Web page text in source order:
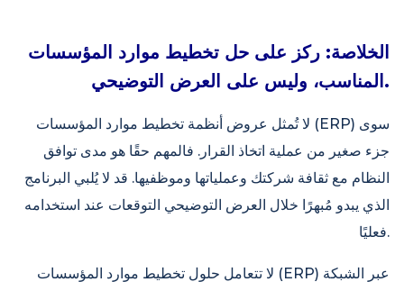
الخلاصة: ركز على حل تخطيط موارد المؤسسات
المناسب، وليس على العرض التوضيحي.
لا تُمثل عروض أنظمة تخطيط موارد المؤسسات (ERP) سوى
جزء صغير من عملية اتخاذ القرار. فالمهم حقًا هو مدى توافق
النظام مع ثقافة شركتك وعملياتها وموظفيها. قد لا يُلبي البرنامج
الذي يبدو مُبهرًا خلال العرض التوضيحي التوقعات عند استخدامه
فعليًا.
لا تتعامل حلول تخطيط موارد المؤسسات (ERP) عبر الشبكة